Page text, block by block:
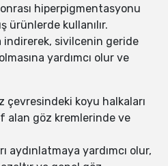
hiperpigmentasyonu
ürünlerde kullanılır.
indirerek, sivilcenin geride
yardımcı olur ve
çevresindeki koyu halkaları
alan göz kremlerinde ve
aydınlatmaya yardımcı olur,